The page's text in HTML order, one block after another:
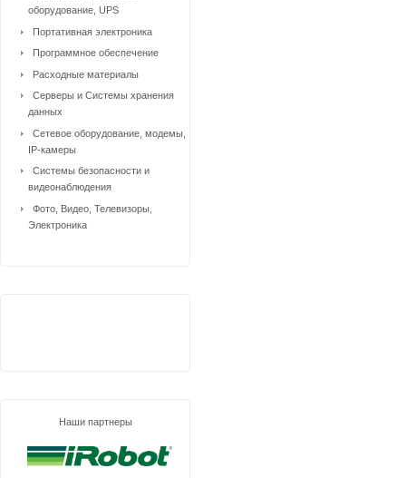
оборудование, UPS
Портативная электроника
Программное обеспечение
Расходные материалы
Серверы и Системы хранения
данных
Сетевое оборудование, модемы,
IP-камеры
Системы безопасности и
видеонаблюдения
Фото, Видео, Телевизоры,
Электроника
Наши партнеры